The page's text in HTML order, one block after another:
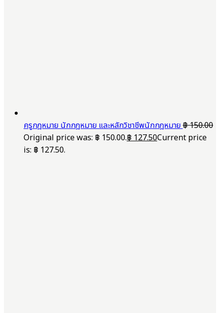
ครูกฎหมาย นักกฎหมาย และหลักวิชาชีพนักกฎหมาย฿150.00
Original price was: ฿ 150.00.฿127.50Current price
is: ฿ 127.50.